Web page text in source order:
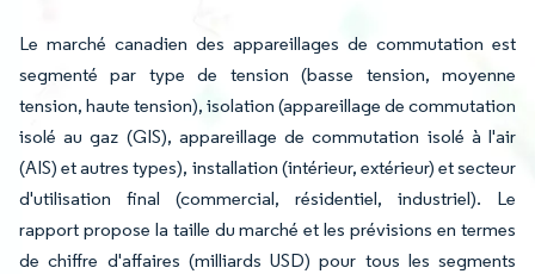
Le marché canadien des appareillages de commutation est
segmenté par type de tension (basse tension, moyenne
tension, haute tension), isolation (appareillage de commutation
isolé au gaz (GIS), appareillage de commutation isolé à l'air
(AIS) et autres types), installation (intérieur, extérieur) et secteur
d'utilisation final (commercial, résidentiel, industriel). Le
rapport propose la taille du marché et les prévisions en termes
de chiffre d'affaires (milliards USD) pour tous les segments